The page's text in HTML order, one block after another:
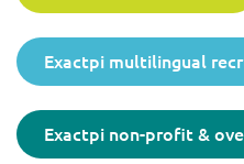
Exactpi multilingual
Exactpi non-profit &